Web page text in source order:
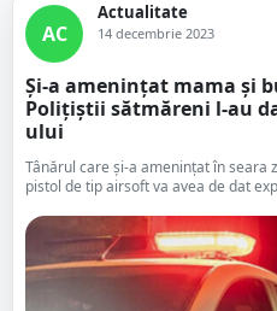
AC
Actualitate
14 decembrie 2023
Și-a amenințat mama și
Polițiștii sătmăreni l-au
ului
Tânărul care și-a amenințat în seara
pistol de tip airsoft va avea de dat